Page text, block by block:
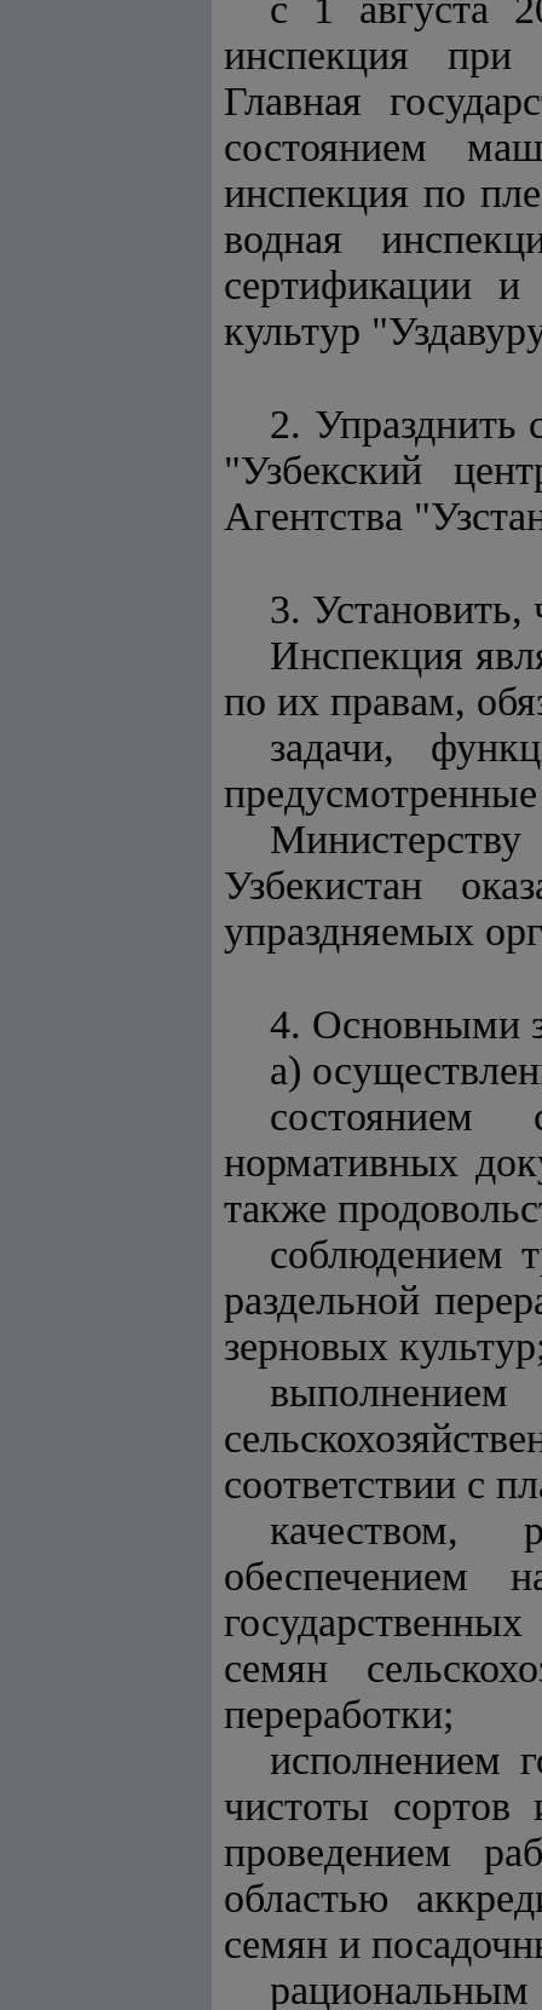
с 1 августа
инспекция при
Главная
состоянием
инспекция по
водная
сертификации и
культур
2. Упразднить
"Узбекский
Агентства
3. Установить,
Инспекция
по их правам,
задачи,
Узбекистан
упраздняемых
4. Основными
а)
состоянием
нормативных
также
соблюдением
раздельной
зерновых
соответствии с
качеством,
обеспечением
семян
переработки;
исполнением
чистоты сортов
проведением
областью
семян и
рациональным